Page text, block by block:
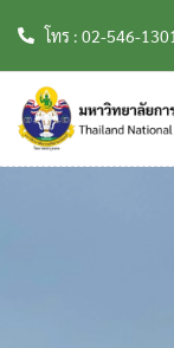
โทร : 02-546-1301